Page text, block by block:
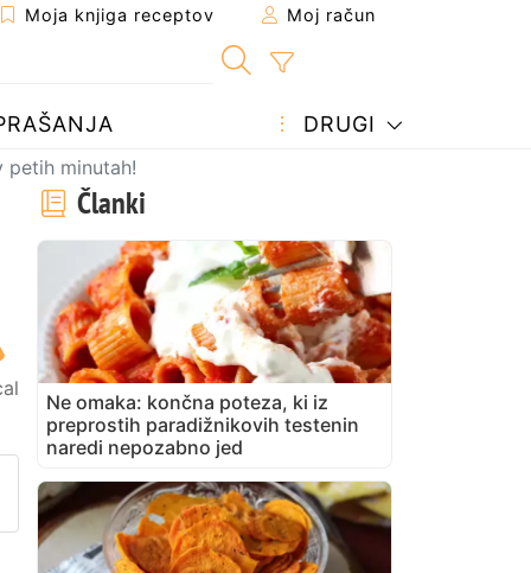
Moja knjiga receptov Moj račun
DRUGI
petih minutah!
vprašanje avtorju
svojo fotografijo tega
Članki
Ne omaka: končna poteza, ki iz
preprostih paradižnikovih testenin
naredi nepozabno jed